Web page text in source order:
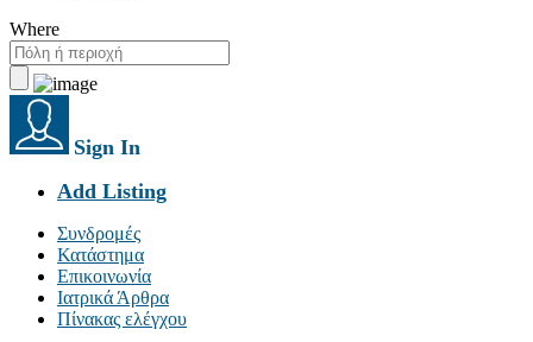
Where
Sign In
Add Listing
Συνδρομές
Κατάστημα
Επικοινωνία
Ιατρικά Άρθρα
Πίνακας ελέγχου